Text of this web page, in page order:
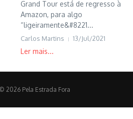
Grand Tour está de regresso à
Amazon, para algo
“ligeiramente&#8221...
Carlos Martins 13/Jul/2021
2026 Pela Estrada Fora